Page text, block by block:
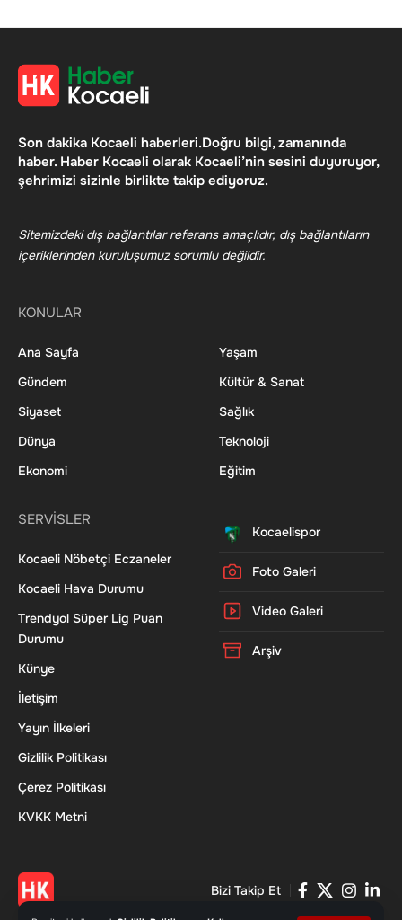
Son dakika Kocaeli haberleri.Doğru bilgi, zamanında
haber. Haber Kocaeli olarak Kocaeli’nin sesini duyuruyor,
şehrimizi sizinle birlikte takip ediyoruz.
Sitemizdeki dış bağlantılar referans amaçlıdır, dış bağlantıların
içeriklerinden kuruluşumuz sorumlu değildir.
KONULAR
Ana Sayfa
Gündem
Siyaset
Dünya
Ekonomi
Yaşam
Kültür & Sanat
Sağlık
Teknoloji
Eğitim
SERVİSLER
Kocaeli Nöbetçi Eczaneler
Kocaeli Hava Durumu
Trendyol Süper Lig Puan
Durumu
Künye
İletişim
Yayın İlkeleri
Gizlilik Politikası
Çerez Politikası
KVKK Metni
Kocaelispor
Foto Galeri
Video Galeri
Arşiv
Bizi Takip Et